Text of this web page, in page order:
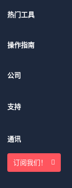
热门工具
操作指南
公司
支持
通讯
订阅我们！